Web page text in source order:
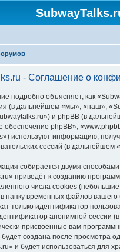
- Соглашение о
подробно объясняет, как
(в дальнейшем «мы», «наш»,
и phpBB (в
обеспечение phpBB»,
используют информацию,
сессий (в
собирается двумя
приведёт к созданию
числа cookies
папку временных файлов
только идентификатор
анонимной сессии
присвоенные вам
будет создана после просмотра
и будет использоваться для